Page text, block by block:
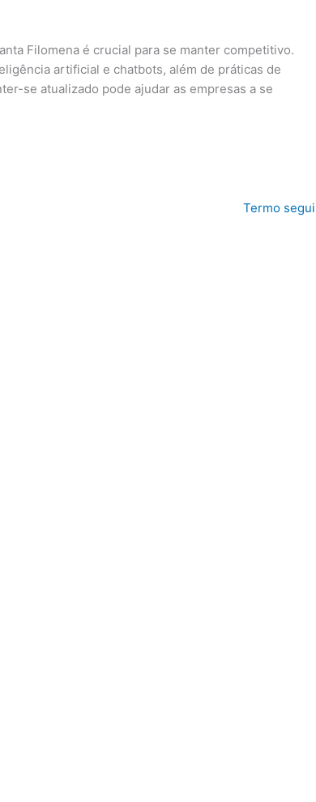
Filomena é crucial para se manter competitivo.
artificial e chatbots, além de práticas de
se atualizado pode ajudar as empresas a se
Termo